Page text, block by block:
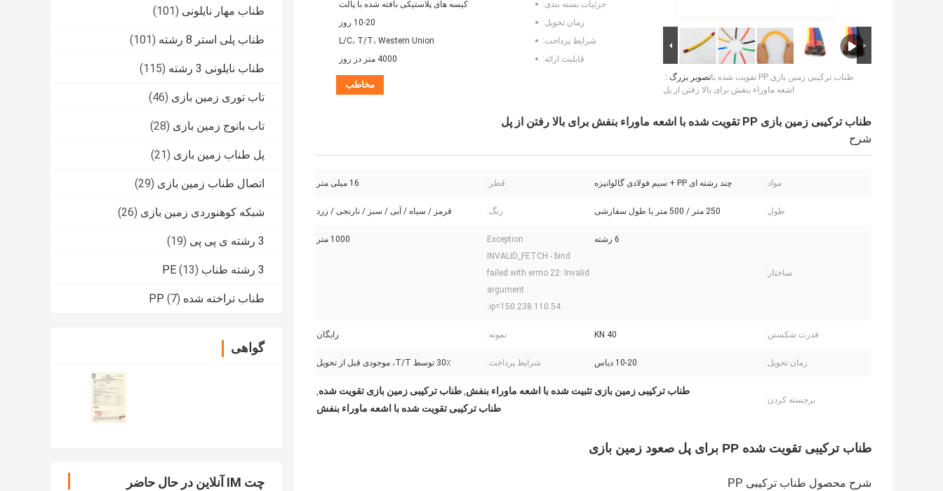
طناب مهار نایلونی (101)
طناب پلی استر 8 رشته (101)
طناب نایلونی 3 رشته (115)
تاب توری زمین بازی (46)
تاب بانوج زمین بازی (28)
پل طناب زمین بازی (21)
اتصال طناب زمین بازی (29)
شبکه کوهنوردی زمین بازی (26)
3 رشته ی پی پی (19)
3 رشته طناب PE (13)
طناب تراخته شده PP (7)
گواهی
چت IM آنلاین در حال حاضر
تصویر بزرگ :طناب ترکیبی زمین بازی PP تقویت شده با
اشعه ماوراء بنفش برای بالا رفتن از پل
جزئیات بسته بندی:
کیسه های پلاستیکی بافته شده با پالت
زمان تحویل:
10-20 روز
شرایط پرداخت:
L/C، T/T، Western Union
قابلیت ارائه:
4000 متر در روز
مخاطب
طناب ترکیبی زمین بازی PP تقویت شده با اشعه ماوراء بنفش برای بالا رفتن از پل
شرح
مواد: چند رشته ای PP + سیم فولادی گالوانیزه قطر: 16 میلی متر
طول: 250 متر / 500 متر یا طول سفارشی رنگ: قرمز / سیاه / آبی / سبز / نارنجی / زرد
ساختار:
6 رشته
Exception :
INVALID_FETCH - bind
failed with errno 22: Invalid
argument
ip=150.238.110.54:
1000 متر
قدرت شکستن: 40 KN نمونه: رایگان
زمان تحویل: 10-20 دیاس شرایط پرداخت: 30٪ توسط T/T، موجودی قبل از تحویل
برجسته کردن:
طناب ترکیبی زمین بازی تثبیت شده با اشعه ماوراء بنفش, طناب ترکیبی زمین بازی تقویت شده,
طناب ترکیبی تقویت شده با اشعه ماوراء بنفش
طناب ترکیبی تقویت شده PP برای پل صعود زمین بازی
شرح محصول طناب ترکیبی PP